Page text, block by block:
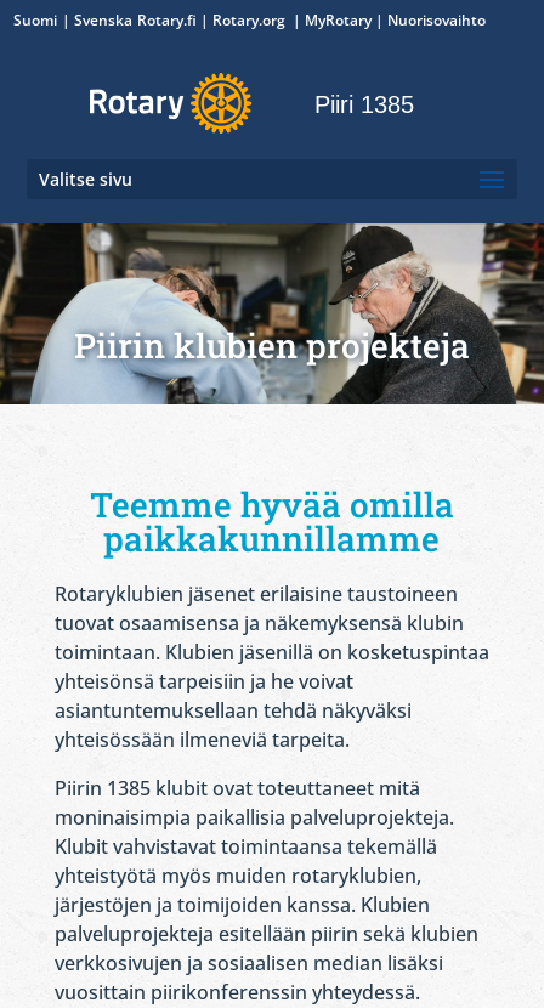
Suomi Svenska Rotary.fi | Rotary.org | MyRotary| Nuorisovaihto
Piiri 1385
Valitse sivu
Piirin klubien projekteja
Teemme hyvää omilla
paikkakunnillamme
Rotaryklubien jäsenet erilaisine taustoineen
tuovat osaamisensa ja näkemyksensä klubin
toimintaan. Klubien jäsenillä on kosketuspintaa
yhteisönsä tarpeisiin ja he voivat
asiantuntemuksellaan tehdä näkyväksi
yhteisössään ilmeneviä tarpeita.
Piirin 1385 klubit ovat toteuttaneet mitä
moninaisimpia paikallisia palveluprojekteja.
Klubit vahvistavat toimintaansa tekemällä
yhteistyötä myös muiden rotaryklubien,
järjestöjen ja toimijoiden kanssa. Klubien
palveluprojekteja esitellään piirin sekä klubien
verkkosivujen ja sosiaalisen median lisäksi
vuosittain piirikonferenssin yhteydessä.